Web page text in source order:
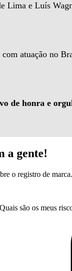
Lima e Luís
atuação no
de honra e
a gente!
o registro de marca.
são os meus